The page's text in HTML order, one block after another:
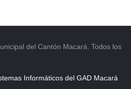
del Cantón Macará. Todos los
Informáticos del GAD Macará